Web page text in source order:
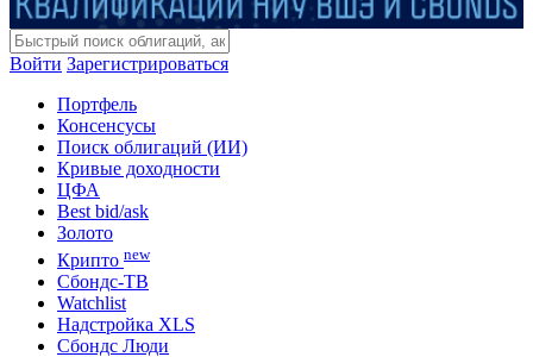
Войти Зарегистрироваться
Портфель
Консенсусы
Поиск облигаций (ИИ)
Кривые доходности
ЦФА
Best bid/ask
Золото
Крипто new
Сбондс-ТВ
Watchlist
Надстройка XLS
Сбондс Люди